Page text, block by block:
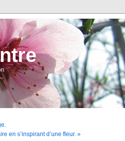
en s’inspirant d’une fleur. »